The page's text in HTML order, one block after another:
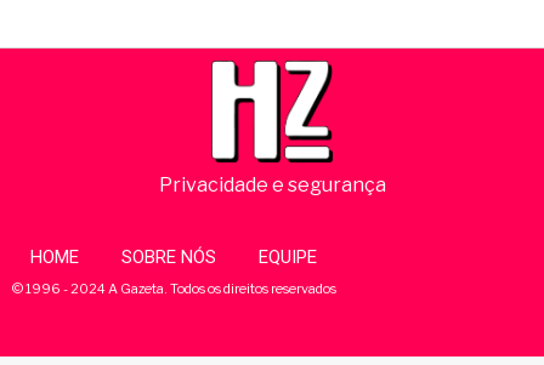
Privacidade e segurança
HOME SOBRE NÓS EQUIPE
© 1996 - 2024 A Gazeta. Todos os direitos reservados